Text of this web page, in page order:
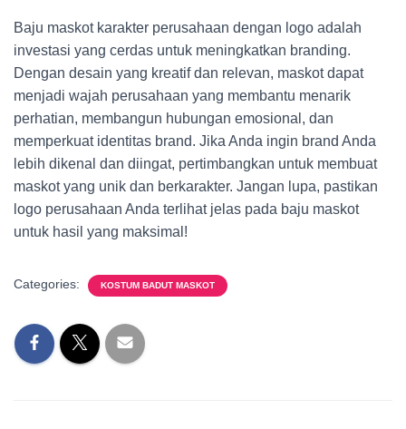
Baju maskot karakter perusahaan dengan logo adalah
investasi yang cerdas untuk meningkatkan branding.
Dengan desain yang kreatif dan relevan, maskot dapat
menjadi wajah perusahaan yang membantu menarik
perhatian, membangun hubungan emosional, dan
memperkuat identitas brand. Jika Anda ingin brand Anda
lebih dikenal dan diingat, pertimbangkan untuk membuat
maskot yang unik dan berkarakter. Jangan lupa, pastikan
logo perusahaan Anda terlihat jelas pada baju maskot
untuk hasil yang maksimal!
Categories: KOSTUM BADUT MASKOT